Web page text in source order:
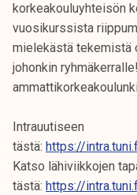
korkeakouluyhteisön
vuosikurssista
mielekästä tekemistä
johonkin
Intrauutiseen
tästä: https://
Katso lähiviikkojen
tästä: https://